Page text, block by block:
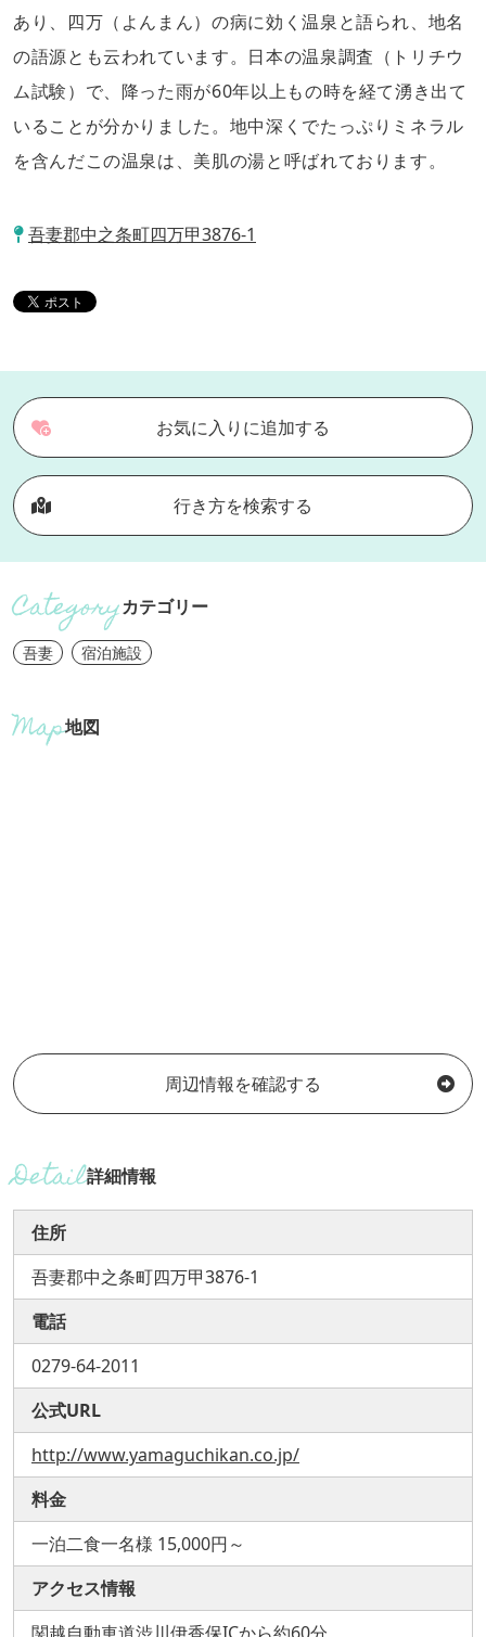
あり、四万（よんまん）の病に効く温泉と語られ、地名
の語源とも云われています。日本の温泉調査（トリチウ
ム試験）で、降った雨が60年以上もの時を経て湧き出て
いることが分かりました。地中深くでたっぷりミネラル
を含んだこの温泉は、美肌の湯と呼ばれております。
吾妻郡中之条町四万甲3876-1
お気に入りに追加する
行き方を検索する
カテゴリー
吾妻 宿泊施設
地図
周辺情報を確認する
詳細情報
住所
吾妻郡中之条町四万甲3876-1
電話
0279-64-2011
公式URL
http://www.yamaguchikan.co.jp/
料金
一泊二食一名様 15,000円～
アクセス情報